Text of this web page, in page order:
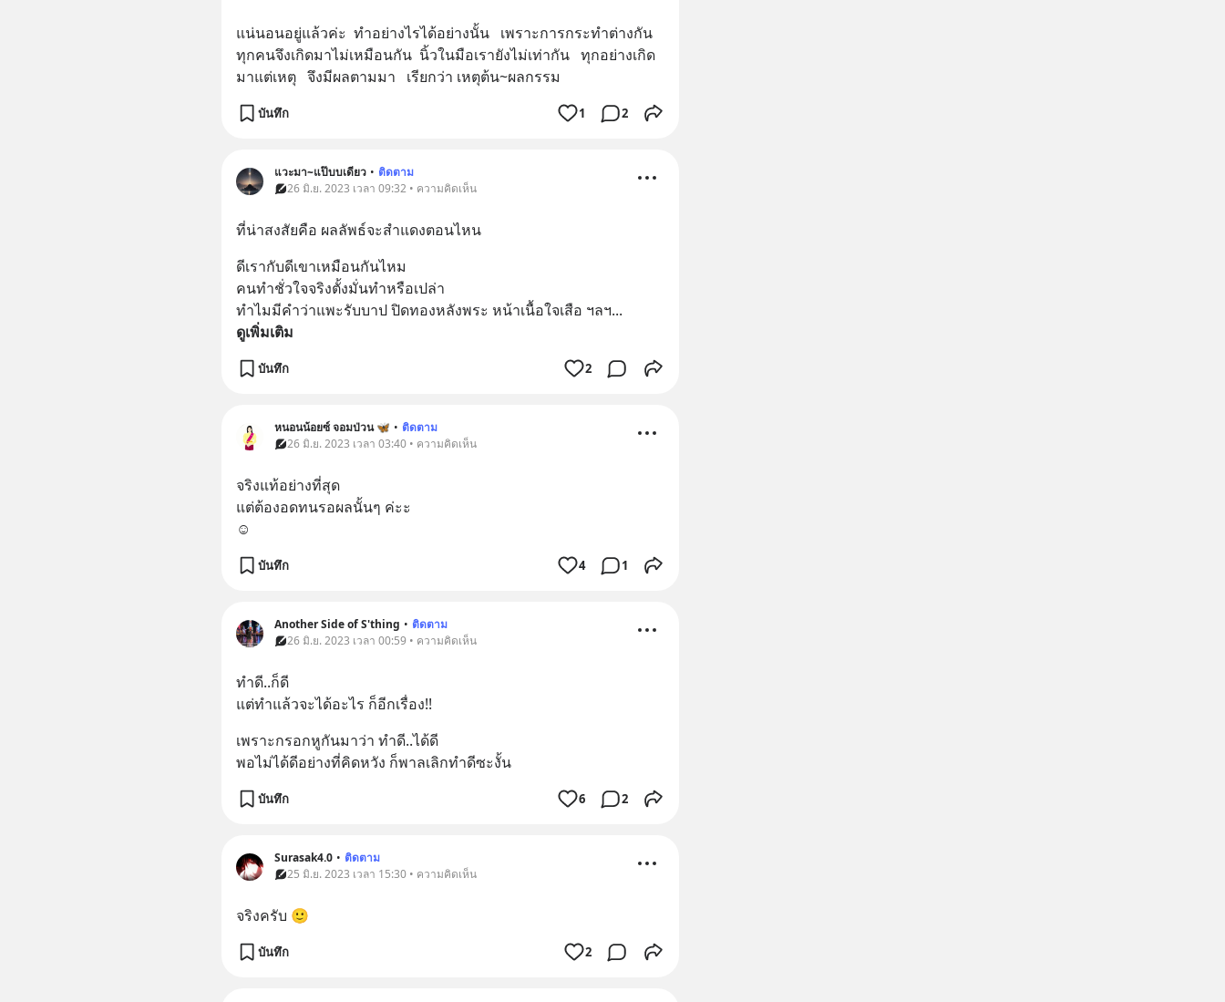
แน่นอนอยู่แล้วค่ะ  ทำอย่างไรได้อย่างนั้น   เพราะการกระทำต่างกัน
ทุกคนจึงเกิดมาไม่เหมือนกัน  นิ้วในมือเรายังไม่เท่ากัน   ทุกอย่างเกิด
มาแต่เหตุ   จึงมีผลตามมา   เรียกว่า เหตุต้น~ผลกรรม
บันทึก 1 2
แวะมา~แป๊บบเดียว • ติดตาม
26 มิ.ย. 2023 เวลา 09:32 • ความคิดเห็น
ที่น่าสงสัยคือ ผลลัพธ์จะสำแดงตอนไหน
ดีเรากับดีเขาเหมือนกันไหม
คนทำชั่วใจจริงตั้งมั่นทำหรือเปล่า
ทำไมมีคำว่าแพะรับบาป ปิดทองหลังพระ หน้าเนื้อใจเสือ ฯลฯ...
ดูเพิ่มเติม
บันทึก 2
หนอนน้อยซ์ จอมป่วน 🦋 • ติดตาม
26 มิ.ย. 2023 เวลา 03:40 • ความคิดเห็น
จริงแท้อย่างที่สุด
แต่ต้องอดทนรอผลนั้นๆ ค่ะะ
☺️
บันทึก 4 1
Another Side of S'thing • ติดตาม
26 มิ.ย. 2023 เวลา 00:59 • ความคิดเห็น
ทำดี..ก็ดี
แต่ทำแล้วจะได้อะไร ก็อีกเรื่อง!!
เพราะกรอกหูกันมาว่า ทำดี..ได้ดี
พอไม่ได้ดีอย่างที่คิดหวัง ก็พาลเลิกทำดีซะงั้น
บันทึก 6 2
Surasak4.0 • ติดตาม
25 มิ.ย. 2023 เวลา 15:30 • ความคิดเห็น
จริงครับ 🙂
บันทึก 2